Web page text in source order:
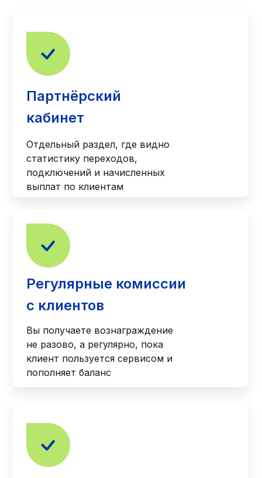
Партнёрский
кабинет
Отдельный раздел, где видно
статистику переходов,
подключений и начисленных
выплат по клиентам
Регулярные комиссии
с клиентов
Вы получаете вознаграждение
не разово, а регулярно, пока
клиент пользуется сервисом и
пополняет баланс